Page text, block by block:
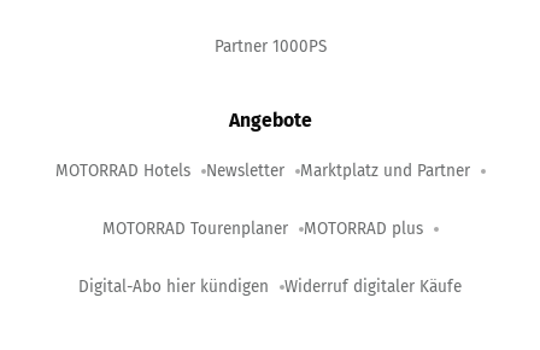
Partner 1000PS
Angebote
MOTORRAD Hotels Newsletter Marktplatz und Partner
MOTORRAD Tourenplaner MOTORRAD plus
Digital-Abo hier kündigen Widerruf digitaler Käufe